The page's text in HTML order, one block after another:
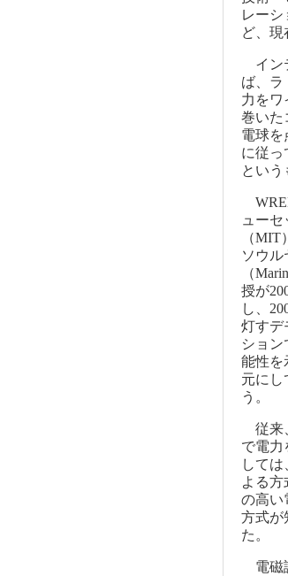
レー
ど、現
イン
ば、ラ
力をワ
巻いた
電球を
に従っ
という
ュー
（MIT
ソウル
（
授が
し、
灯すデ
ション
能性を
元にし
う。
従来
で電力
しては
よる方
の高い
方式が
た。
電磁